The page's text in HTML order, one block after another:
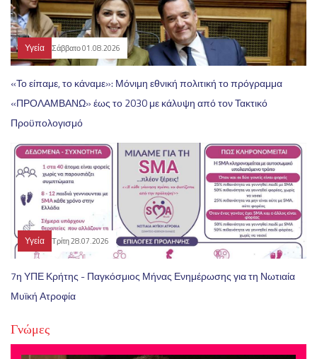
Υγεία Σάββατο 01.08.2026
«Το είπαμε, το κάναμε»: Μόνιμη εθνική πολιτική το πρόγραμμα
«ΠΡΟΛΑΜΒΑΝΩ» έως το 2030 με κάλυψη από τον Τακτικό
Προϋπολογισμό
Υγεία Τρίτη 28.07.2026
7η ΥΠΕ Κρήτης - Παγκόσμιος Μήνας Ενημέρωσης για τη Νωτιαία
Μυϊκή Ατροφία
Γνώμες